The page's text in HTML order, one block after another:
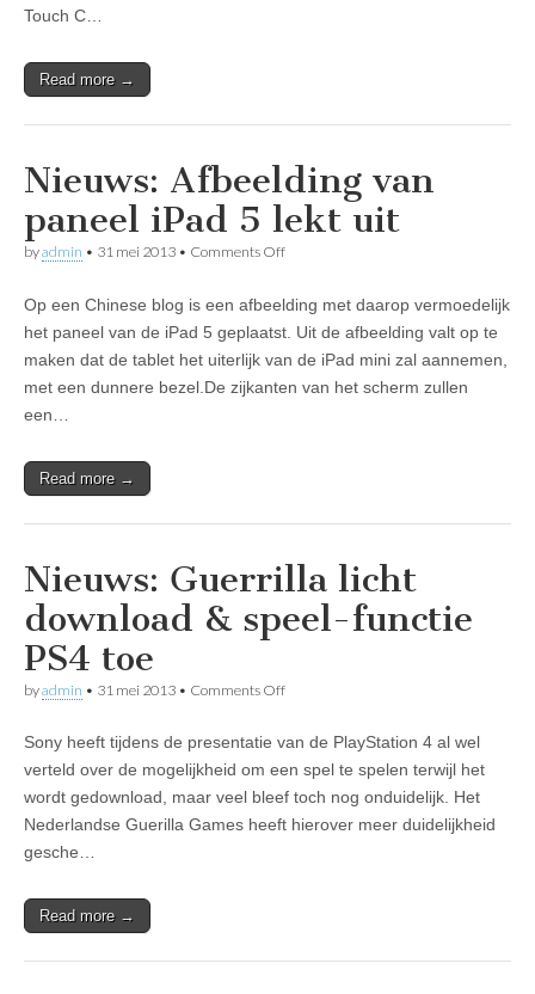
Touch C…
Read more →
Nieuws: Afbeelding van
paneel iPad 5 lekt uit
byadmin • 31 mei 2013 • Comments Offon
van
paneel
5
lekt
Op een Chinese blog is een afbeelding met daarop vermoedelijk
het paneel van de iPad 5 geplaatst. Uit de afbeelding valt op te
maken dat de tablet het uiterlijk van de iPad mini zal aannemen,
met een dunnere bezel.De zijkanten van het scherm zullen
een…
Read more →
Nieuws: Guerrilla licht
download & speel-functie
PS4 toe
byadmin • 31 mei 2013 • Comments Offon
licht
download
speel-
functie
Sony heeft tijdens de presentatie van de PlayStation 4 al wel
verteld over de mogelijkheid om een spel te spelen terwijl het
wordt gedownload, maar veel bleef toch nog onduidelijk. Het
Nederlandse Guerilla Games heeft hierover meer duidelijkheid
gesche…
Read more →